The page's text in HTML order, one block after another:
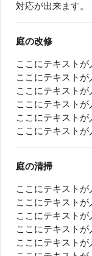
対応が出来ます。
庭の改修
ここにテキストが
ここにテキストが
ここにテキストが
ここにテキストが
ここにテキストが
ここにテキストが
庭の清掃
ここにテキストが
ここにテキストが
ここにテキストが
ここにテキストが
ここにテキストが